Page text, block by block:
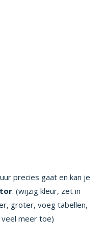
precies gaat en kan je
. (wijzig kleur, zet in
groter, voeg tabellen,
veel meer toe)